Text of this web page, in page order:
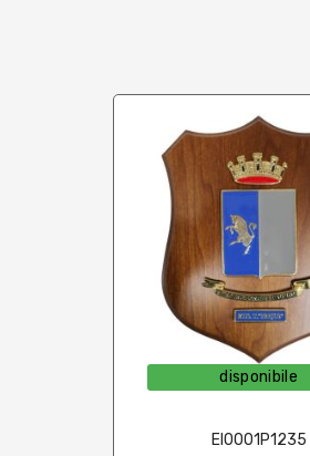
disponibile
EI0001P1235